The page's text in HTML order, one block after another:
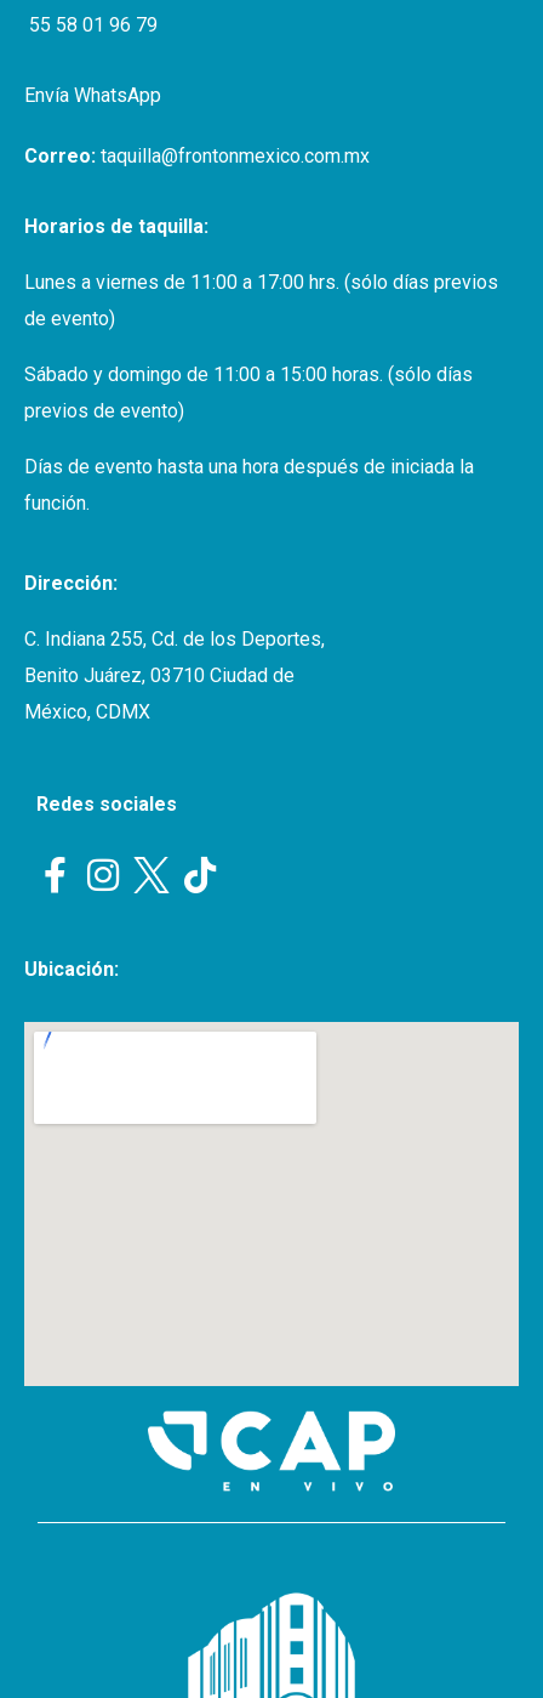
55 58 01 96 79
Envía WhatsApp
Correo: taquilla@frontonmexico.com.mx
Horarios de taquilla:
Lunes a viernes de 11:00 a 17:00 hrs. (sólo días previos
de evento)
Sábado y domingo de 11:00 a 15:00 horas. (sólo días
previos de evento)
Días de evento hasta una hora después de iniciada la
función.
Dirección:
C. Indiana 255, Cd. de los Deportes,
Benito Juárez, 03710 Ciudad de
México, CDMX
Redes sociales
Ubicación: